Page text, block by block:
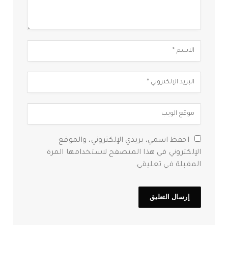
احفظ اسمي، بريدي الإلكتروني، والموقع
الإلكتروني في هذا المتصفح لاستخدامها المرة
المقبلة في تعليقي.